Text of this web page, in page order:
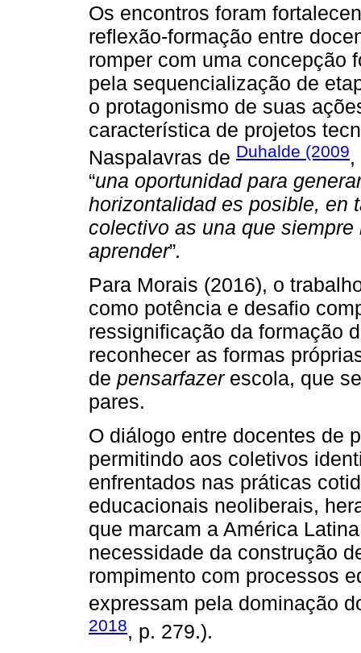
Os encontros foram
reflexão-formação entre
romper com uma concepção
pela sequencialização de
o protagonismo de suas
característica de projetos
Naspalavras de Duhalde (2009,
“una oportunidad para
horizontalidad es posible, en
colectivo as una que
aprender”.
Para Morais (2016), o
como potência e desafio
ressignificação da formação
reconhecer as formas
de pensarfazerescola, que
pares.
O diálogo entre docentes de
permitindo aos coletivos
enfrentados nas práticas
educacionais neoliberais,
que marcam a América
necessidade da construção
rompimento com processos
expressam pela dominação
2018, p. 279.).